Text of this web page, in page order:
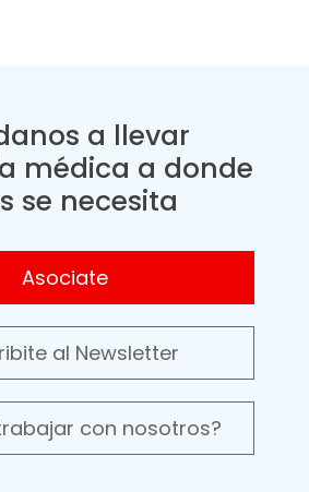
a llevar
médica a donde
se necesita
Asociate
al Newsletter
con nosotros?